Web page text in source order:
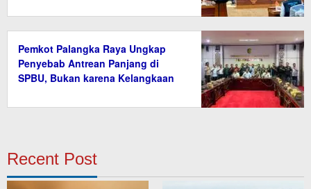
Pemkot Palangka Raya Ungkap
Penyebab Antrean Panjang di
SPBU, Bukan karena Kelangkaan
Recent Post